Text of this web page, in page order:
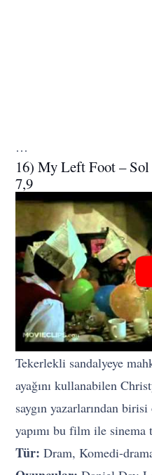
…
16) My Left Foot –
7,9
Tekerlekli sandalyeye
ayağını kullanabilen
saygın yazarlarından
yapımı bu film ile sinema
Tür: Dram, Komedi-